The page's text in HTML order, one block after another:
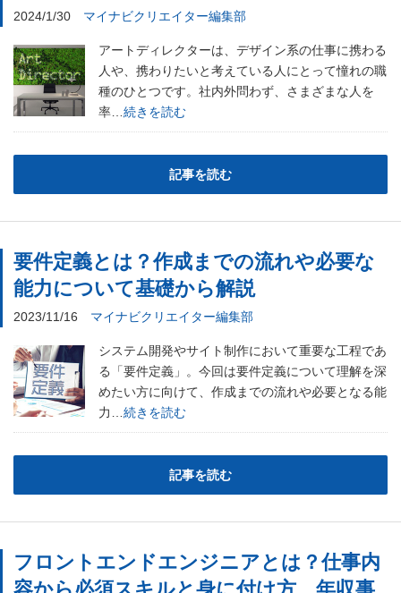
2024/1/30 マイナビクリエイター編集部
アートディレクターは、デザイン系の仕事に携わる
人や、携わりたいと考えている人にとって憧れの職
種のひとつです。社内外問わず、さまざまな人を
率… 続きを読む
記事を読む
要件定義とは？作成までの流れや必要な
能力について基礎から解説
2023/11/16 マイナビクリエイター編集部
システム開発やサイト制作において重要な工程であ
る「要件定義」。今回は要件定義について理解を深
めたい方に向けて、作成までの流れや必要となる能
力… 続きを読む
記事を読む
フロントエンドエンジニアとは？仕事内